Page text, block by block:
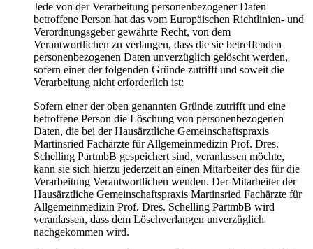
Jede von der Verarbeitung personenbezogener Daten
betroffene Person hat das vom Europäischen Richtlinien- und
Verordnungsgeber gewährte Recht, von dem
Verantwortlichen zu verlangen, dass die sie betreffenden
personenbezogenen Daten unverzüglich gelöscht werden,
sofern einer der folgenden Gründe zutrifft und soweit die
Verarbeitung nicht erforderlich ist:
Sofern einer der oben genannten Gründe zutrifft und eine
betroffene Person die Löschung von personenbezogenen
Daten, die bei der Hausärztliche Gemeinschaftspraxis
Martinsried Fachärzte für Allgemeinmedizin Prof. Dres.
Schelling PartmbB gespeichert sind, veranlassen möchte,
kann sie sich hierzu jederzeit an einen Mitarbeiter des für die
Verarbeitung Verantwortlichen wenden. Der Mitarbeiter der
Hausärztliche Gemeinschaftspraxis Martinsried Fachärzte für
Allgemeinmedizin Prof. Dres. Schelling PartmbB wird
veranlassen, dass dem Löschverlangen unverzüglich
nachgekommen wird.